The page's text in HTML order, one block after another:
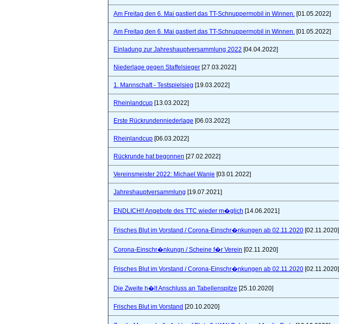
Am Freitag den 6. Mai gastiert das TT-Schnuppermobil in Winnen. [01.05.2022]
Am Freitag den 6. Mai gastiert das TT-Schnuppermobil in Winnen. [01.05.2022]
Einladung zur Jahreshauptversammlung 2022 [04.04.2022]
Niederlage gegen Staffelsieger [27.03.2022]
1. Mannschaft - Testspielsieg [19.03.2022]
Rheinlandcup [13.03.2022]
Erste Rückrundenniederlage [06.03.2022]
Rheinlandcup [06.03.2022]
Rückrunde hat begonnen [27.02.2022]
Vereinsmeister 2022: Michael Wanie [03.01.2022]
Jahreshauptversammlung [19.07.2021]
ENDLICH!! Angebote des TTC wieder m�glich [14.06.2021]
Frisches Blut im Vorstand / Corona-Einschr�nkungen ab 02.11.2020 [02.11.2020]
Corona-Einschr�nkungn / Scheine f�r Verein [02.11.2020]
Frisches Blut im Vorstand / Corona-Einschr�nkungen ab 02.11.2020 [02.11.2020]
Die Zweite h�lt Anschluss an Tabellenspitze [25.10.2020]
Frisches Blut im Vorstand [20.10.2020]